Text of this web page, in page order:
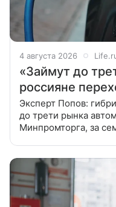
4 августа 2026
«Займут до
россияне
Эксперт Попов:
до трети рынка
Минпромторга, за